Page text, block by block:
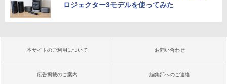
ロジェクター3モデルを使ってみた
本サイトのご利用について お問い合わせ
広告掲載のご案内 編集部へのご連絡